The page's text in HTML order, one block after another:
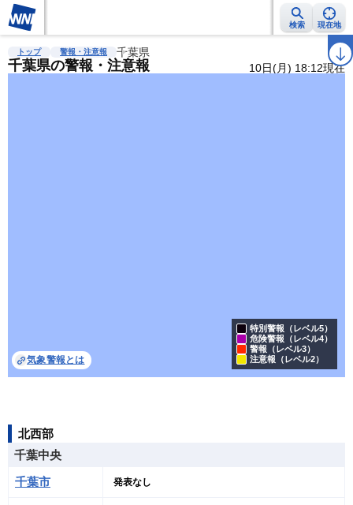
検索 現在地
雨雲レーダー 台風情報 ラ
トップ 警報・注意報 千葉県
千葉県の警報・注意報 10日(月) 18:12現在
特別警報（レベル5）
危険警報（レベル4）
警報（レベル3）
注意報（レベル2）
気象警報とは
北西部
千葉中央
千葉市
発表なし